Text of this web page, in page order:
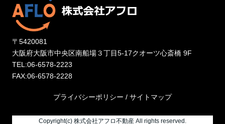
〒5420081
大阪府大阪市中央区南船場３丁目5-17クオーツ心斎橋 9F
TEL:06-6578-2223
FAX:06-6578-2228
プライバシーポリシー / サイトマップ
Copyright(c) 株式会社アフロ不動産 All rights reserved.